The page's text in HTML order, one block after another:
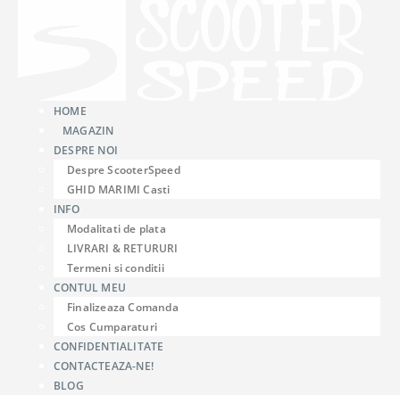
HOME
MAGAZIN
DESPRE NOI
Despre ScooterSpeed
GHID MARIMI Casti
INFO
Modalitati de plata
LIVRARI & RETURURI
Termeni si conditii
CONTUL MEU
Finalizeaza Comanda
Cos Cumparaturi
CONFIDENTIALITATE
CONTACTEAZA-NE!
BLOG